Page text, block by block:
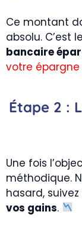
Ce montant
absolu. C’est
bancaire
votre
Étape 2 :
Une fois
méthodique.
hasard,
vos gains.